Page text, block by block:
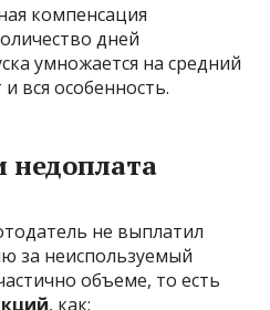
компенсация
дней
умножается на средний
вся особенность.
недоплата
не выплатил
за неиспользуемый
объеме, то есть
, как: